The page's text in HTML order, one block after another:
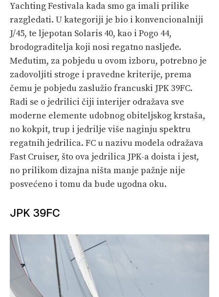
Yachting Festivala kada smo ga imali prilike
razgledati. U kategoriji je bio i konvencionalniji
J/45, te ljepotan Solaris 40, kao i Pogo 44,
brodograditelja koji nosi regatno nasljeđe.
Međutim, za pobjedu u ovom izboru, potrebno je
zadovoljiti stroge i pravedne kriterije, prema
čemu je pobjedu zaslužio francuski JPK 39FC.
Radi se o jedrilici čiji interijer odražava sve
moderne elemente udobnog obiteljskog krstaša,
no kokpit, trup i jedrilje više naginju spektru
regatnih jedrilica. FC u nazivu modela odražava
Fast Cruiser, što ova jedrilica JPK-a doista i jest,
no prilikom dizajna ništa manje pažnje nije
posvećeno i tomu da bude ugodna oku.
JPK 39FC